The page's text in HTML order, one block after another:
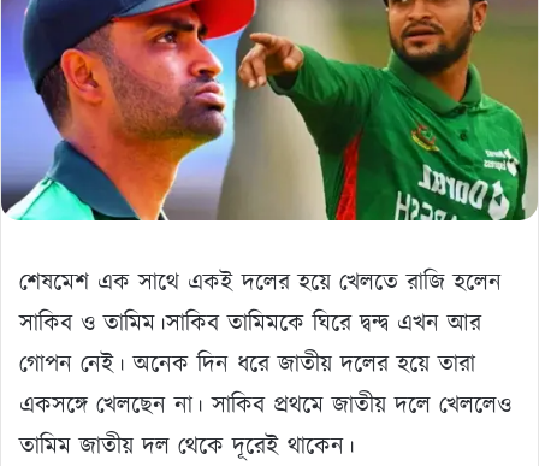
শেষমেশ এক সাথে একই দলের হয়ে খেলতে রাজি হলেন
সাকিব ও তামিম।সাকিব তামিমকে ঘিরে দ্বন্দ্ব এখন আর
গোপন নেই। অনেক দিন ধরে জাতীয় দলের হয়ে তারা
একসঙ্গে খেলছেন না। সাকিব প্রথমে জাতীয় দলে খেললেও
তামিম জাতীয় দল থেকে দূরেই থাকেন।